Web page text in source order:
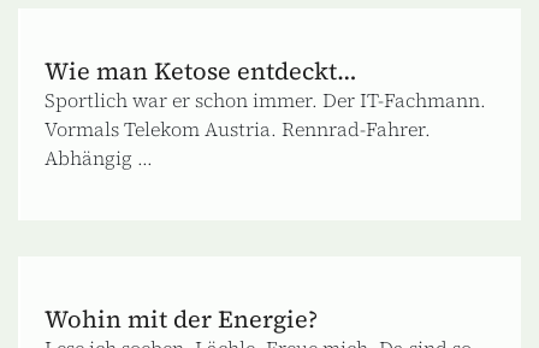
Wie man Ketose entdeckt…
Sportlich war er schon immer. Der IT-Fachmann.
Vormals Telekom Austria. Rennrad-Fahrer.
Abhängig ...
Wohin mit der Energie?